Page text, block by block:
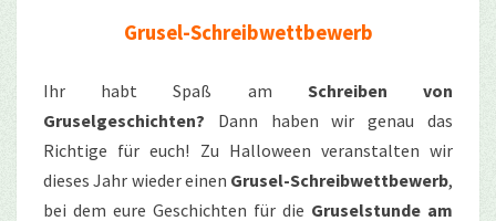
Grusel-Schreibwettbewerb
Ihr habt Spaß am Schreiben von
Gruselgeschichten? Dann haben wir genau das
Richtige für euch! Zu Halloween veranstalten wir
dieses Jahr wieder einen Grusel-Schreibwettbewerb,
bei dem eure Geschichten für die Gruselstunde am